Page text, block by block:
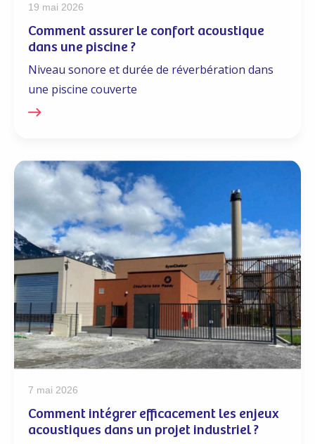
19 mai 2026
Comment assurer le confort acoustique
dans une piscine ?
Niveau sonore et durée de réverbération dans
une piscine couverte
7 mai 2026
Comment intégrer efficacement les enjeux
acoustiques dans un projet industriel ?